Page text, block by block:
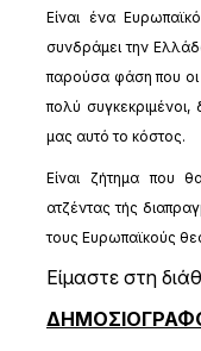
Είναι ένα
συνδράμει την
παρούσα φάση που οι
πολύ
μας αυτό το κόστος.
Είναι ζήτημα που
ατζέντας τής
τους Ευρωπαϊκούς
Είμαστε στη